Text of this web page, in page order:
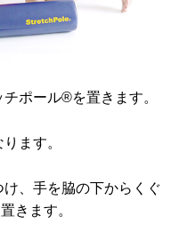
ポール®を置きます。
ます。
け、手を脇の下からくぐ
きます。